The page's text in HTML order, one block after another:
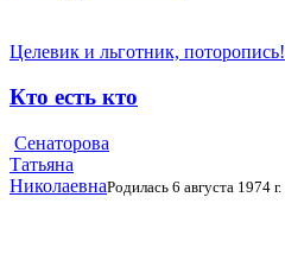
Целевик и льготник, поторопись!
Кто есть кто
Сенаторова
Татьяна
НиколаевнаРодилась 6 августа 1974 г.